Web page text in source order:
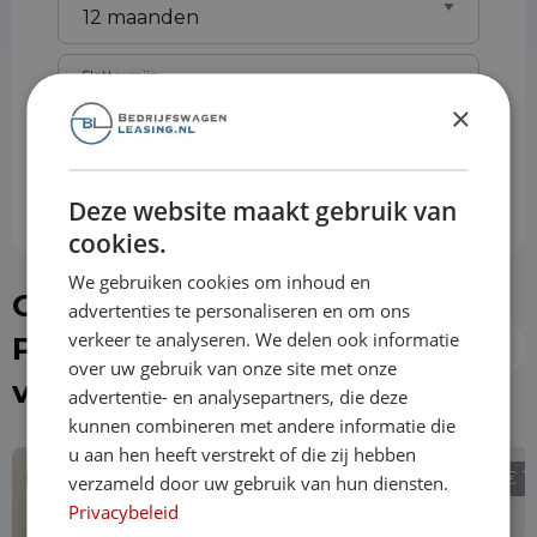
Slottermijn
€ 737,65
Of kies direct een
Peugeot Expert uit de
voorraad
€ 19.490 €
×
Deze website maakt gebruik van
cookies.
We gebruiken cookies om inhoud en
advertenties te personaliseren en om ons
verkeer te analyseren. We delen ook informatie
over uw gebruik van onze site met onze
advertentie- en analysepartners, die deze
kunnen combineren met andere informatie die
u aan hen heeft verstrekt of die zij hebben
verzameld door uw gebruik van hun diensten.
Privacybeleid